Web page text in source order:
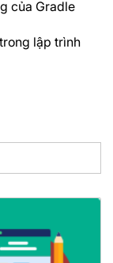
của Gradle
lập trình